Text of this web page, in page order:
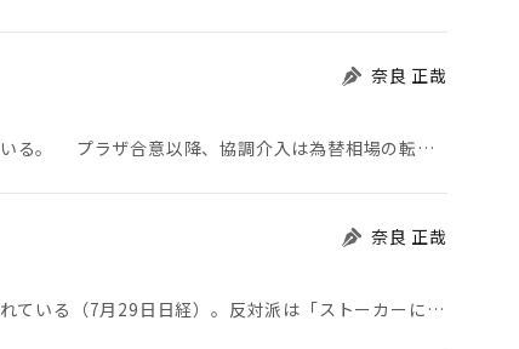
奈良 正哉
日米が協調介入に踏み切った。円は急騰している。 プラザ合意以降、協調介入は為替相場の転機になって…
奈良 正哉
ストーカーにGPSを着けさせることが議論されている（7月29日日経）。反対派は「ストーカーにも人権…